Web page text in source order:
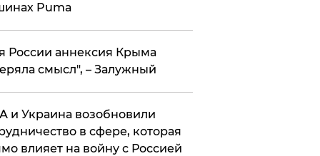
Puma
России аннексия Крыма
смысл", – Залужный
и Украина возобновили
в сфере, которая
влияет на войну с Россией